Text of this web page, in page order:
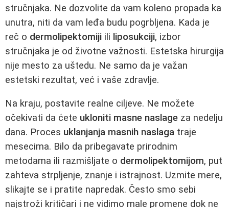
stručnjaka. Ne dozvolite da vam koleno propada ka
unutra, niti da vam leđa budu pogrbljena. Kada je
reč o dermolipektomiji ili liposukciji, izbor
stručnjaka je od životne važnosti. Estetska hirurgija
nije mesto za uštedu. Ne samo da je važan
estetski rezultat, već i vaše zdravlje.
Na kraju, postavite realne ciljeve. Ne možete
očekivati da ćete ukloniti masne naslage za nedelju
dana. Proces uklanjanja masnih naslaga traje
mesecima. Bilo da pribegavate prirodnim
metodama ili razmišljate o dermolipektomijom, put
zahteva strpljenje, znanje i istrajnost. Uzmite mere,
slikajte se i pratite napredak. Često smo sebi
najstroži kritičari i ne vidimo male promene dok ne